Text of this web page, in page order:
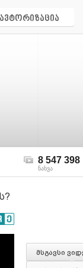
ავტორიზაცია
8 547 398
ნახვა
მსგავსი